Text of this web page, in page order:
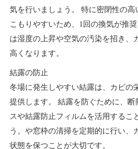
気を行いましょう。 特に密閉性の
こもりやすいため、1回の換気が推
は湿度の上昇や空気の汚染を招き、
高くなります。
結露の防止
冬場に発生しやすい結露は、カビの
提供します。 結露を防ぐために、断
スや結露防止フィルムを活用するこ
う。や窓枠の清掃を定期的に行い、
状態を保つことが大切です。